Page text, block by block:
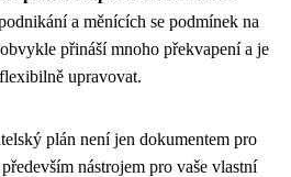
a měnících se podmínek na
přináší mnoho překvapení a je
upravovat.
plán není jen dokumentem pro
nástrojem pro vaše vlastní